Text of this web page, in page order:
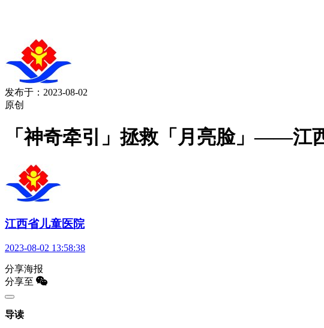
发布于：2023-08-02
原创
「神奇牵引」拯救「月亮脸」——江
江西省儿童医院
2023-08-02 13:58:38
分享海报
分享至
导读